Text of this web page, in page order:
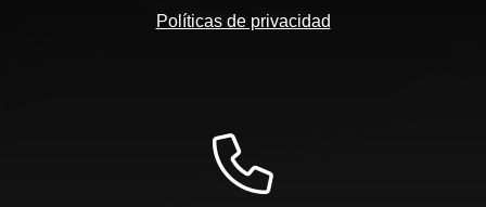
Políticas de privacidad